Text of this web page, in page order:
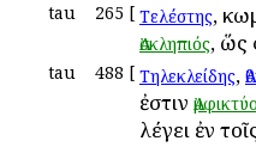
tau 265 [ Τελέστης,
Ἀσκληπιός, ὥς
tau
488 [ Τηλεκλείδης,
ἐστιν
λέγει ἐν